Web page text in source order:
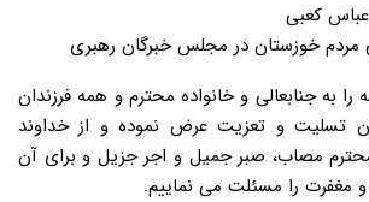
کعبی
مردم خوزستان در مجلس خبرگان رهبری
به جنابعالی و خانواده محترم و همه فرزندان
تسلیت و تعزیت عرض نموده و از خداوند
محترم مصاب، صبر جمیل و اجر جزیل و برای آن
مغفرت را مسئلت می نماییم.